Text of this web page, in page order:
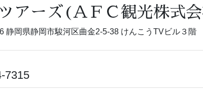
アーズ(ＡＦＣ観光株式
静岡県静岡市駿河区曲金2-5-38 けんこうTVビル３階
7315